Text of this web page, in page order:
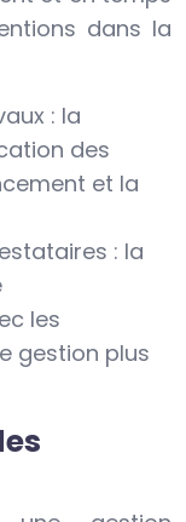
dans la
: la
des
et la
: la
les
gestion plus